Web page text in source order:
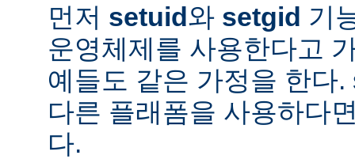
먼저 setuid와 setgid 기
운영체제를 사용한다고
예들도 같은 가정을 한다
다른 플래폼을 사용하다
다.